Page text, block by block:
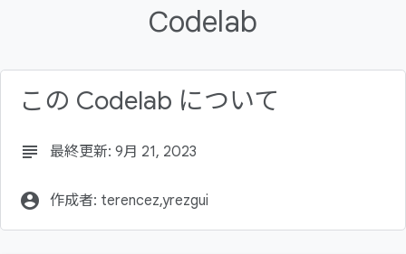
カメラへのアクセス権限をリクエストするロジックを追加する
詳細
Codelab
この Codelab について
subject 最終更新: 9月 21, 2023
account_circle 作成者: terencez,yrezgui